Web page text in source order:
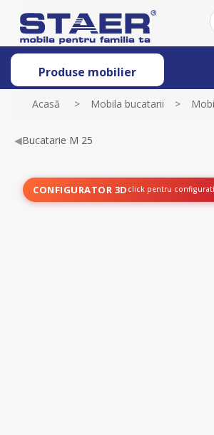
Produse mobilier
Acasă > Mobila bucatarii >
◀Bucatarie M 25
CONFIGURATOR 3D click pentru